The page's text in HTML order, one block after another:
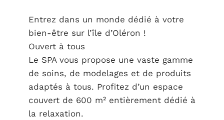
Entrez dans un monde dédié à votre
bien-être sur l’île d’Oléron !
Ouvert à tous
Le SPA vous propose une vaste gamme
de soins, de modelages et de produits
adaptés à tous. Profitez d’un espace
couvert de 600 m² entièrement dédié à
la relaxation.